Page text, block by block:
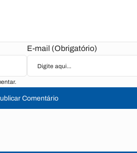
E-mail (Obrigatório)
Comentário